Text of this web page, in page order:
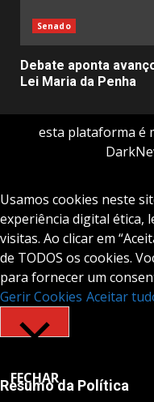
Senado
Debate aponta
Lei Maria da Penha
esta plataforma é
Usamos cookies neste
experiência digital ética,
visitas. Ao clicar em
de TODOS os cookies.
para fornecer um
Gerir Cookies Aceitar
FECHAR
Resumo da Política